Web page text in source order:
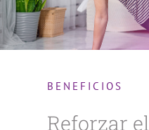
BENEFICIOS
Reforzar el